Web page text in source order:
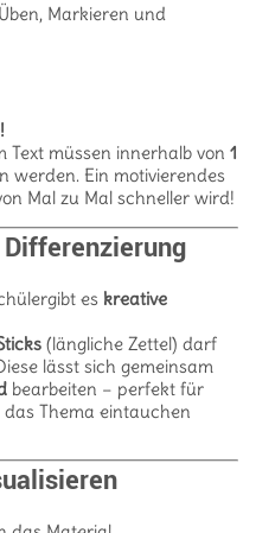
Markieren und
müssen innerhalb von 1
werden. Ein motivierendes
Mal zu Mal schneller wird!
es kreative
(längliche Zettel) darf
lässt sich gemeinsam
bearbeiten – perfekt für
Thema eintauchen